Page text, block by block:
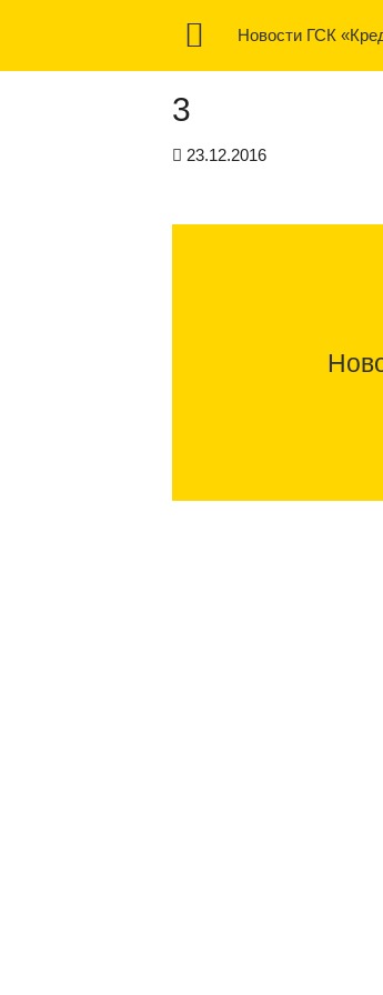
Новости ГСК
3
23.12.2016